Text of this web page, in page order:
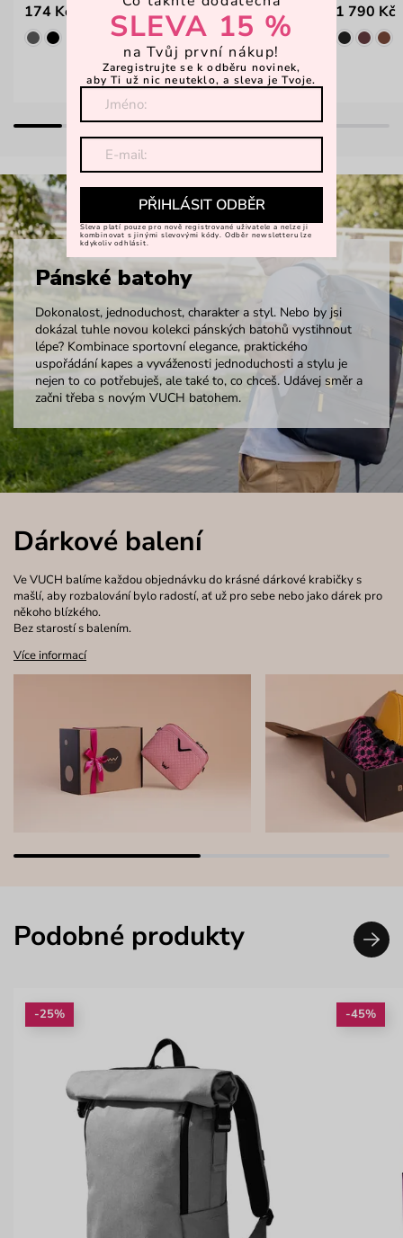
174 Kč 1 790 Kč
Pánské batohy
Dokonalost, jednoduchost, charakter a styl. Nebo by jsi
dokázal tuhle novou kolekci pánských batohů vystihnout
lépe? Kombinace sportovní elegance, praktického
uspořádání kapes a vyváženosti jednoduchosti a stylu je
nejen to co potřebuješ, ale také to, co chceš. Udávej směr a
začni třeba s novým VUCH batohem.
Dárkové balení
Ve VUCH balíme každou objednávku do krásné dárkové krabičky s
mašlí, aby rozbalování bylo radostí, ať už pro sebe nebo jako dárek pro
někoho blízkého.
Bez starostí s balením.
Více informací
Podobné produkty
-25% -45%
SLEVA 15 %
na Tvůj první nákup!
Zaregistrujte se k odběru novinek,
aby Ti už nic neuteklo, a sleva je Tvoje.
PŘIHLÁSIT ODBĚR
Sleva platí pouze pro nově registrované uživatele a nelze ji
kombinovat s jinými slevovými kódy. Odběr newsletteru lze
kdykoliv odhlásit.